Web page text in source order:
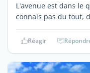
L'avenue est dans le
connais pas du tout,
Réagir